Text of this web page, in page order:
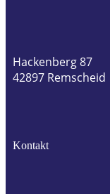
Hackenberg 87
42897 Remscheid
Kontakt